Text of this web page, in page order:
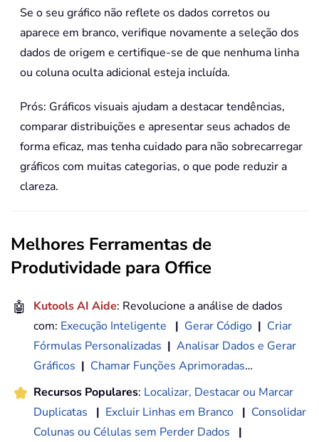
Se o seu gráfico não reflete os dados corretos ou
aparece em branco, verifique novamente a seleção dos
dados de origem e certifique-se de que nenhuma linha
ou coluna oculta adicional esteja incluída.
Prós: Gráficos visuais ajudam a destacar tendências,
comparar distribuições e apresentar seus achados de
forma eficaz, mas tenha cuidado para não sobrecarregar
gráficos com muitas categorias, o que pode reduzir a
clareza.
Melhores Ferramentas de
Produtividade para Office
🤖 Kutools AI Aide: Revolucione a análise de dados
com: Execução Inteligente | Gerar Código | Criar
Fórmulas Personalizadas | Analisar Dados e Gerar
Gráficos | Chamar Funções Aprimoradas…
Recursos Populares: Localizar, Destacar ou Marcar
Duplicatas
| Excluir Linhas em Branco | Consolidar
Colunas ou Células sem Perder Dados
|